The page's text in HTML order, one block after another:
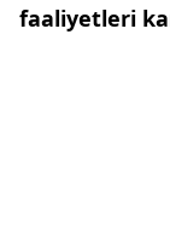
faaliyetleri